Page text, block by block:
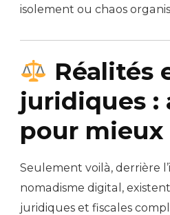
isolement ou chaos
Réalités
juridiques :
pour
Seulement voilà, derrière
nomadisme digital,
juridiques et fiscales